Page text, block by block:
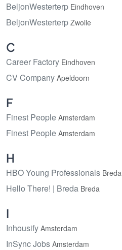
BeljonWesterterp Eindhoven
BeljonWesterterp Zwolle
C
Career Factory Eindhoven
CV Company Apeldoorn
F
Finest People Amsterdam
Finest People Amsterdam
H
HBO Young Professionals Breda
Hello There! | Breda Breda
I
Inhousify Amsterdam
InSync Jobs Amsterdam